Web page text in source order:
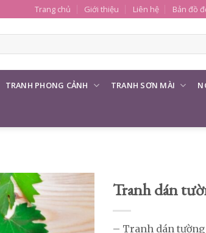
Trang chủ Giới thiệu Liên hệ Bản đồ
TRANH PHONG CẢNH TRANH SƠN MÀI
Tranh dán
– Tranh dán tường